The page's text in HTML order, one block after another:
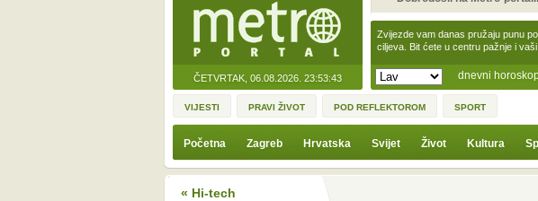
ČETVRTAK, 06.08.2026. 23:53:43 dnevni
Zvijezde vam danas pružaju punu
ciljeva. Bit ćete u centru pažnje i
VIJESTI PRAVI ŽIVOT POD REFLEKTOROM SPORT
Početna Zagreb Hrvatska Svijet Život Kultura
« Hi-tech